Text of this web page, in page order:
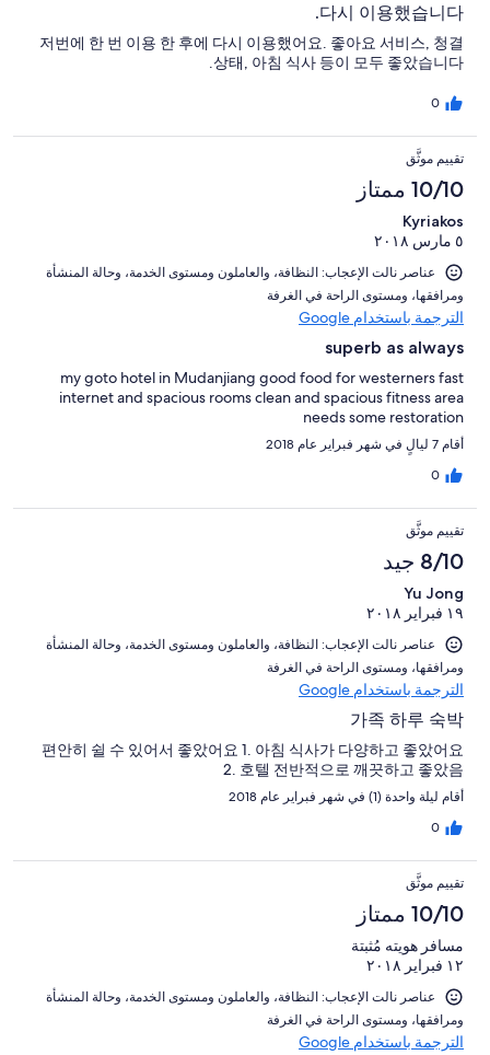
다시 이용했습니다.
저번에 한 번 이용 한 후에 다시 이용했어요. 좋아요 서비스, 청결
상태, 아침 식사 등이 모두 좋았습니다.
0
تقييم موثَّق
10/10 ممتاز
Kyriakos
٥ مارس ٢٠١٨
عناصر نالت الإعجاب: ⁦النظافة⁩، و⁦العاملون ومستوى الخدمة⁩، و⁦حالة المنشأة
ومرافقها⁩، و⁦مستوى الراحة في الغرفة⁩
الترجمة باستخدام Google
superb as always
my goto hotel in Mudanjiang good food for westerners fast
internet and spacious rooms clean and spacious fitness area
needs some restoration
أقام 7 ليالٍ في شهر فبراير عام 2018
0
تقييم موثَّق
8/10 جيد
Yu Jong
١٩ فبراير ٢٠١٨
عناصر نالت الإعجاب: ⁦النظافة⁩، و⁦العاملون ومستوى الخدمة⁩، و⁦حالة المنشأة
ومرافقها⁩، و⁦مستوى الراحة في الغرفة⁩
الترجمة باستخدام Google
가족 하루 숙박
편안히 쉴 수 있어서 좋았어요 1. 아침 식사가 다양하고 좋았어요
2. 호텔 전반적으로 깨끗하고 좋았음
أقام ليلة واحدة (1) في شهر فبراير عام 2018
0
تقييم موثَّق
10/10 ممتاز
مسافر هويته مُثبتة
١٢ فبراير ٢٠١٨
عناصر نالت الإعجاب: ⁦النظافة⁩، و⁦العاملون ومستوى الخدمة⁩، و⁦حالة المنشأة
ومرافقها⁩، و⁦مستوى الراحة في الغرفة⁩
الترجمة باستخدام Google